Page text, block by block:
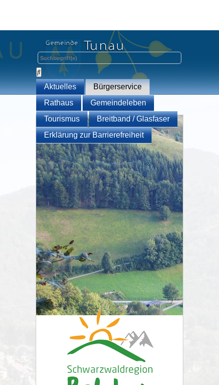
Aktuelles
Bürgerservice
Rathaus
Gemeindeleben
Tourismus
Breitband / Glasfaser
Erklärung zur Barrierefreiheit